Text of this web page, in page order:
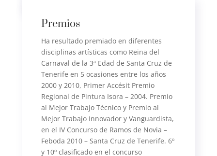
Premios
Ha resultado premiado en diferentes
disciplinas artísticas como Reina del
Carnaval de la 3ª Edad de Santa Cruz de
Tenerife en 5 ocasiones entre los años
2000 y 2010, Primer Accésit Premio
Regional de Pintura Isora – 2004. Premio
al Mejor Trabajo Técnico y Premio al
Mejor Trabajo Innovador y Vanguardista,
en el IV Concurso de Ramos de Novia –
Feboda 2010 – Santa Cruz de Tenerife. 6º
y 10º clasificado en el concurso